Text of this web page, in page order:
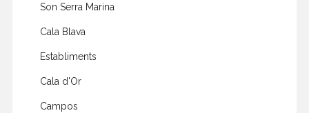
Son Serra Marina
Cala Blava
Establiments
Cala d'Or
Campos